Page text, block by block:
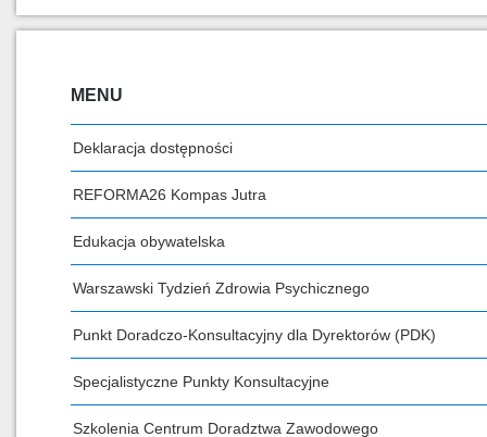
MENU
Deklaracja dostępności
REFORMA26 Kompas Jutra
Edukacja obywatelska
Warszawski Tydzień Zdrowia Psychicznego
Punkt Doradczo-Konsultacyjny dla Dyrektorów (PDK)
Specjalistyczne Punkty Konsultacyjne
Szkolenia Centrum Doradztwa Zawodowego